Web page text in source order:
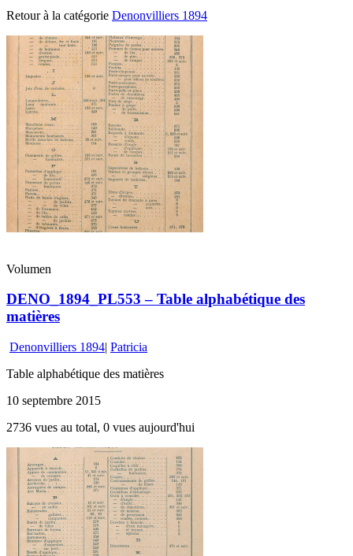
Retour à la catégorie Denonvilliers 1894
Volumen
DENO_1894_PL553 – Table alphabétique des
matières
Denonvilliers 1894| Patricia
Table alphabétique des matières
10 septembre 2015
2736 vues au total, 0 vues aujourd'hui